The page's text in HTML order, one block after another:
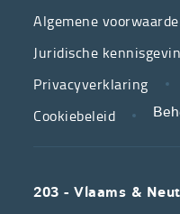
partner
in
zorg.
We
voorwaarden
Algemene
Juridische
Privacyverklaring
Cookiebeleid
203 - Vlaams &